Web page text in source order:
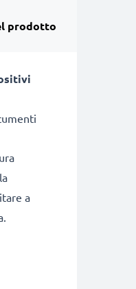
prodotto
a